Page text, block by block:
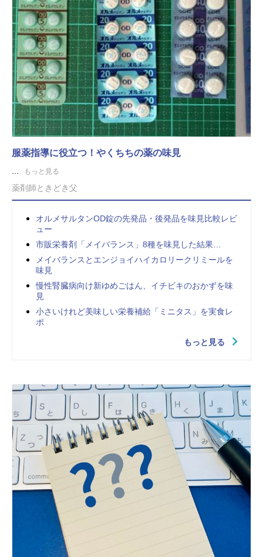
服薬指導に役立つ！やくちちの薬の味見
もっと見る
薬剤師ときどき父
オルメサルタンOD錠の先発品・後発品を味見比較レビ
ュー
市販栄養剤「メイバランス」8種を味見した結果…
メイバランスとエンジョイハイカロリークリミールを
味見
慢性腎臓病向け新ゆめごはん、イチビキのおかずを味
見
小さいけれど美味しい栄養補給「ミニタス」を実食レ
ポ
もっと見る